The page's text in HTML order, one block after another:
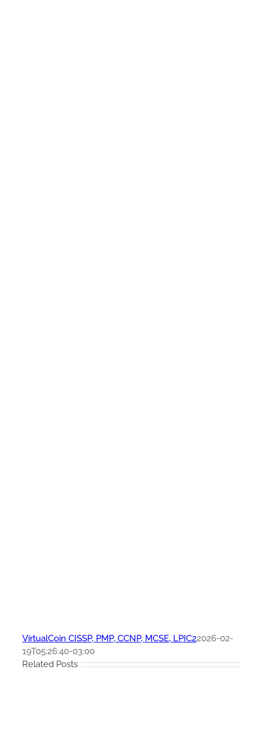
VirtualCoin CISSP, PMP, CCNP, MCSE, LPIC22026-02-
19T05:26:40-03:00
Related Posts